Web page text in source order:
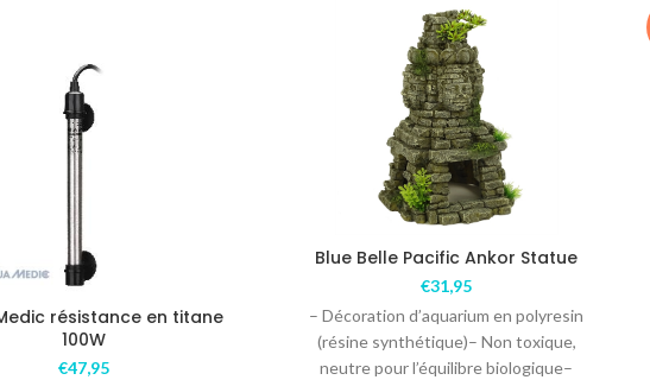
résistance en titane
100W
€47,95
Blue Belle Pacific Ankor Statue
€31,95
– Décoration d’aquarium en polyresin
(résine synthétique)– Non toxique,
neutre pour l’équilibre biologique–